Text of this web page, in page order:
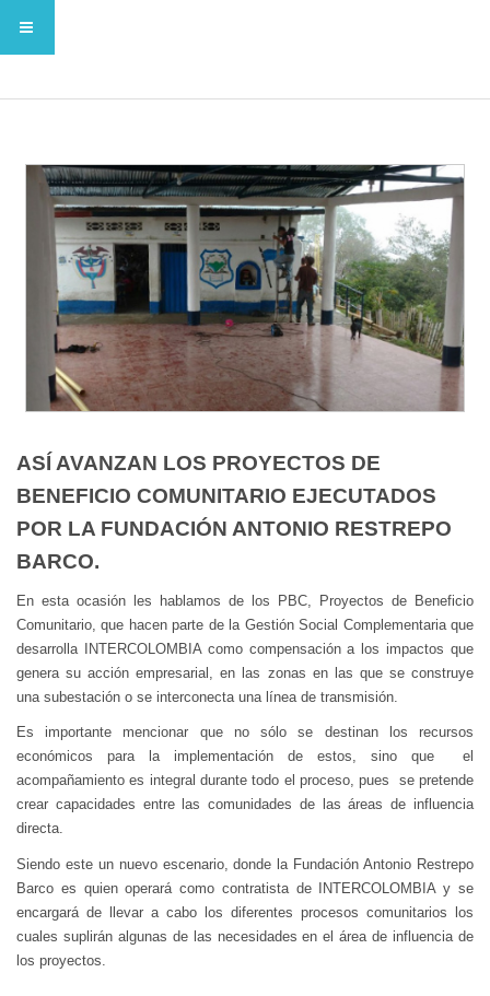
ASÍ AVANZAN LOS PROYECTOS DE
BENEFICIO COMUNITARIO EJECUTADOS
POR LA FUNDACIÓN ANTONIO RESTREPO
BARCO.
En esta ocasión les hablamos de los PBC, Proyectos de Beneficio
Comunitario, que hacen parte de la Gestión Social Complementaria que
desarrolla INTERCOLOMBIA como compensación a los impactos que
genera su acción empresarial, en las zonas en las que se construye
una subestación o se interconecta una línea de transmisión.
Es importante mencionar que no sólo se destinan los recursos
económicos para la implementación de estos, sino que el
acompañamiento es integral durante todo el proceso, pues se pretende
crear capacidades entre las comunidades de las áreas de influencia
directa.
Siendo este un nuevo escenario, donde la Fundación Antonio Restrepo
Barco es quien operará como contratista de INTERCOLOMBIA y se
encargará de llevar a cabo los diferentes procesos comunitarios los
cuales suplirán algunas de las necesidades en el área de influencia de
los proyectos.